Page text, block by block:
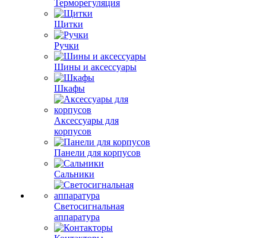
Терморегуляция
Щитки
Ручки
Шины и аксессуары
Шкафы
Аксессуары для
корпусов
Панели для корпусов
Сальники
Светосигнальная
аппаратура